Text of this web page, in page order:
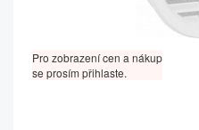
Pro zobrazení cen a nákup
se prosím přihlaste.